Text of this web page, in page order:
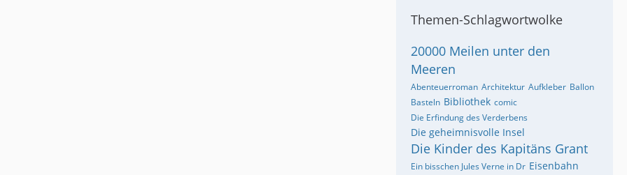
Themen-Schlagwortwolke
20000 Meilen unter den
Meeren
Abenteuerroman Architektur Aufkleber Ballon
Basteln Bibliothek comic
Die Erfindung des Verderbens
Die geheimnisvolle Insel
Die Kinder des Kapitäns Grant
Ein bisschen Jules Verne in Dr Eisenbahn